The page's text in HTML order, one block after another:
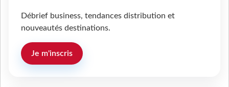
Débrief business, tendances distribution et
nouveautés destinations.
Je m'inscris